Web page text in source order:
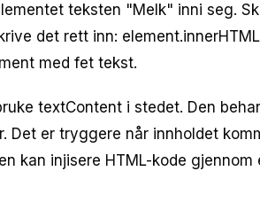
teksten "Melk" inni seg.
det rett inn:
med fet tekst.
textContent i stedet. Den
Det er tryggere når innholdet
kan injisere HTML-kode gjennom